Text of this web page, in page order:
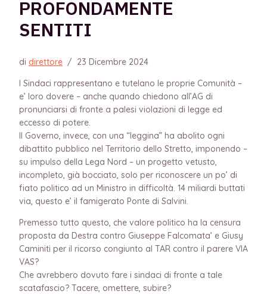
PROFONDAMENTE
SENTITI
di direttore / 23 Dicembre 2024
I Sindaci rappresentano e tutelano le proprie Comunità –
e’ loro dovere – anche quando chiedono all’AG di
pronunciarsi di fronte a palesi violazioni di legge ed
eccesso di potere.
Il Governo, invece, con una “leggina” ha abolito ogni
dibattito pubblico nel Territorio dello Stretto, imponendo –
su impulso della Lega Nord – un progetto vetusto,
incompleto, già bocciato, solo per riconoscere un po’ di
fiato politico ad un Ministro in difficoltà. 14 miliardi buttati
via, questo e’ il famigerato Ponte di Salvini.
Premesso tutto questo, che valore politico ha la censura
proposta da Destra contro Giuseppe Falcomata’ e Giusy
Caminiti per il ricorso congiunto al TAR contro il parere VIA
VAS?
Che avrebbero dovuto fare i sindaci di fronte a tale
scatafascio? Tacere, omettere, subire?